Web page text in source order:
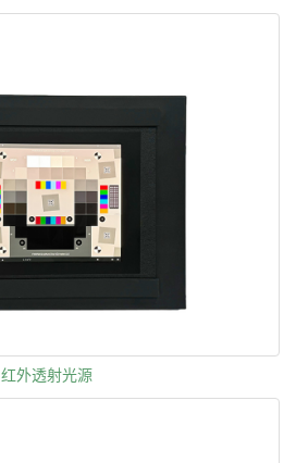
红外透射光源